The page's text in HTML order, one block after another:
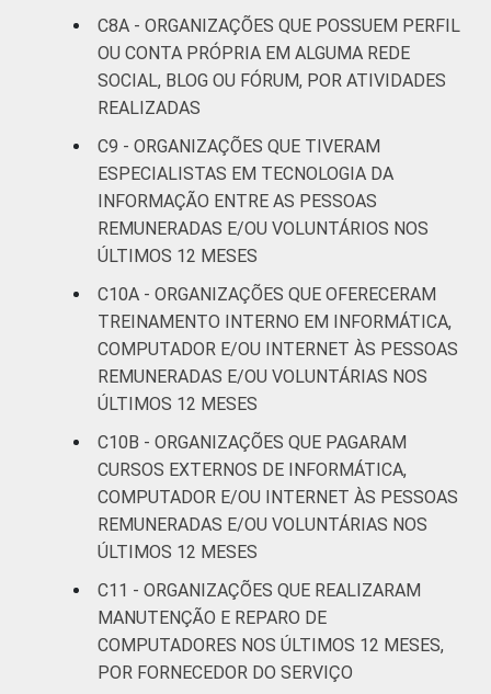
C8A - ORGANIZAÇÕES QUE POSSUEM PERFIL
OU CONTA PRÓPRIA EM ALGUMA REDE
SOCIAL, BLOG OU FÓRUM, POR ATIVIDADES
REALIZADAS
C9 - ORGANIZAÇÕES QUE TIVERAM
ESPECIALISTAS EM TECNOLOGIA DA
INFORMAÇÃO ENTRE AS PESSOAS
REMUNERADAS E/OU VOLUNTÁRIOS NOS
ÚLTIMOS 12 MESES
C10A - ORGANIZAÇÕES QUE OFERECERAM
TREINAMENTO INTERNO EM INFORMÁTICA,
COMPUTADOR E/OU INTERNET ÀS PESSOAS
REMUNERADAS E/OU VOLUNTÁRIAS NOS
ÚLTIMOS 12 MESES
C10B - ORGANIZAÇÕES QUE PAGARAM
CURSOS EXTERNOS DE INFORMÁTICA,
COMPUTADOR E/OU INTERNET ÀS PESSOAS
REMUNERADAS E/OU VOLUNTÁRIAS NOS
ÚLTIMOS 12 MESES
C11 - ORGANIZAÇÕES QUE REALIZARAM
MANUTENÇÃO E REPARO DE
COMPUTADORES NOS ÚLTIMOS 12 MESES,
POR FORNECEDOR DO SERVIÇO